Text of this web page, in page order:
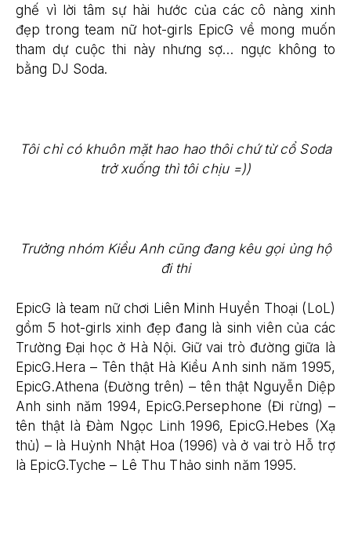
ghế vì lời tâm sự hài hước của các cô nàng xinh
đẹp trong team nữ hot-girls EpicG về mong muốn
tham dự cuộc thi này nhưng sợ… ngực không to
bằng DJ Soda.
Tôi chỉ có khuôn mặt hao hao thôi chứ từ cổ Soda
trở xuống thì tôi chịu =))
Trưởng nhóm Kiều Anh cũng đang kêu gọi ủng hộ
đi thi
EpicG là team nữ chơi Liên Minh Huyền Thoại (LoL)
gồm 5 hot-girls xinh đẹp đang là sinh viên của các
Trường Đại học ở Hà Nội. Giữ vai trò đường giữa là
EpicG.Hera – Tên thật Hà Kiều Anh sinh năm 1995,
EpicG.Athena (Đường trên) – tên thật Nguyễn Diệp
Anh sinh năm 1994, EpicG.Persephone (Đi rừng) –
tên thật là Đàm Ngọc Linh 1996, EpicG.Hebes (Xạ
thủ) – là Huỳnh Nhật Hoa (1996) và ở vai trò Hỗ trợ
là EpicG.Tyche – Lê Thu Thảo sinh năm 1995.